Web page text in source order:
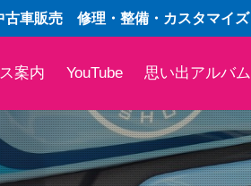
車販売 修理・整備・カスタマイズ
案内 YouTube 思い出アルバム